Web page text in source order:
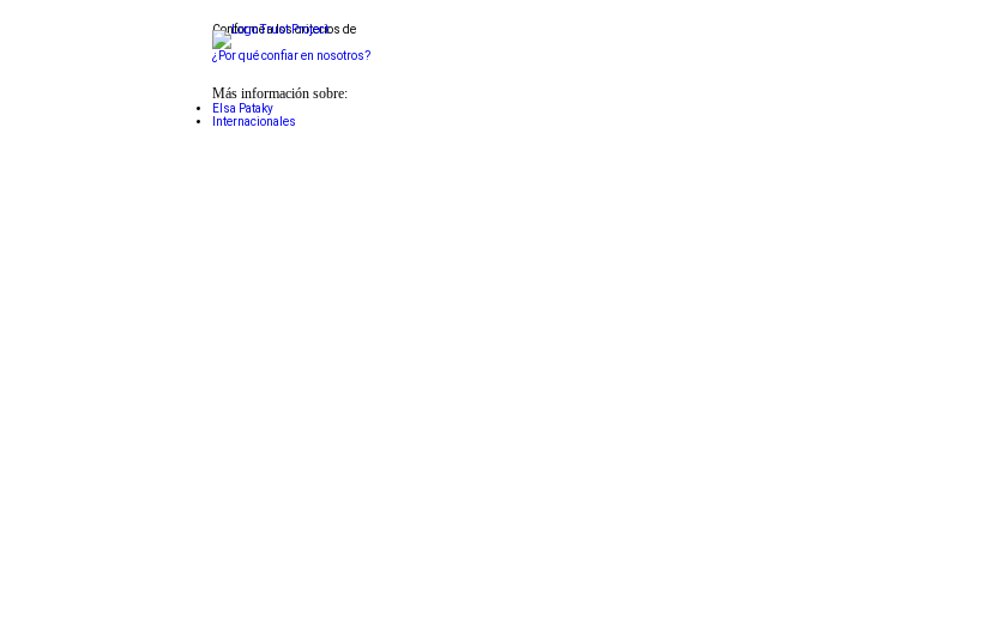
Conforme a los criterios de
¿Por qué confiar en nosotros?
Más información sobre:
Elsa Pataky
Internacionales